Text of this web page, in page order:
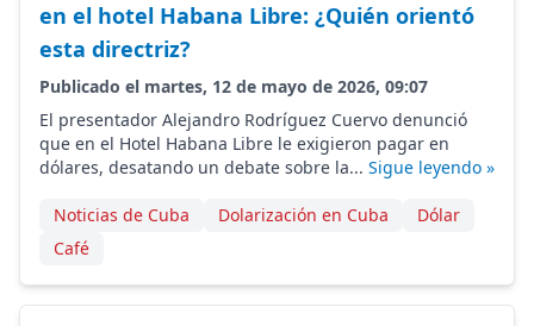
en el hotel Habana Libre: ¿Quién orientó
esta directriz?
Publicado el martes, 12 de mayo de 2026, 09:07
El presentador Alejandro Rodríguez Cuervo denunció
que en el Hotel Habana Libre le exigieron pagar en
dólares, desatando un debate sobre la... Sigue leyendo »
Noticias de Cuba Dolarización en Cuba
Dólar
Café